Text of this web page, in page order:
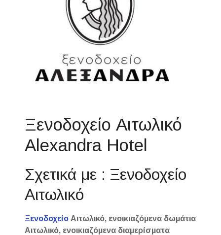
Ξενοδοχείο Αιτωλικό
Alexandra Hotel
Σχετικά με : Ξενοδοχείο
Αιτωλικό
Ξενοδοχείο Αιτωλικό, ενοικιαζόμενα δωμάτια
Αιτωλικό, ενοικιαζόμενα διαμερίσματα